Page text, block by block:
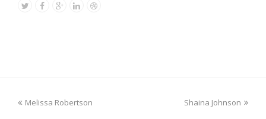
Shaina Johnson
Melissa Robertson